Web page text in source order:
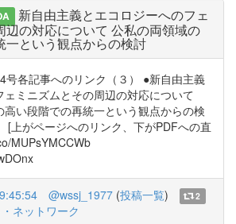
新自由主義とエコロジーへのフェ
辺の対応について 公私の両領域の
一という観点からの検討
号各記事へのリンク（３） ●新自由主義
ェミニズムとその周辺の対応について
い段階での再統一という観点からの検
上がページへのリンク、下がPDFへの直
MUPsYMCCWb
@wssj_1977 (投稿一覧)
2
ネットワーク